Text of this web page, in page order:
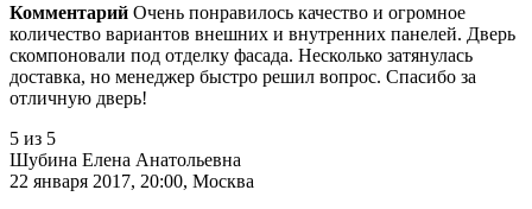
Комментарий Очень понравилось качество и огромное
количество вариантов внешних и внутренних панелей. Дверь
скомпоновали под отделку фасада. Несколько затянулась
доставка, но менеджер быстро решил вопрос. Спасибо за
отличную дверь!
5 из 5
Шубина Елена Анатольевна
22 января 2017, 20:00, Москва